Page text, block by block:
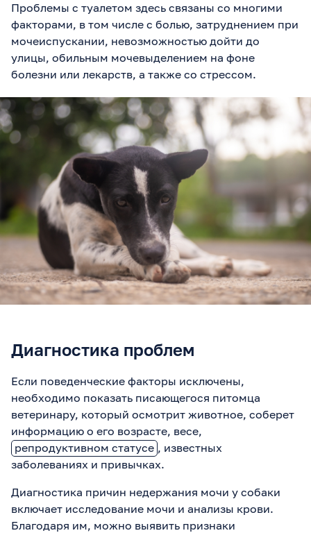
Проблемы с туалетом здесь связаны со многими
факторами, в том числе с болью, затруднением при
мочеиспускании, невозможностью дойти до
улицы, обильным мочевыделением на фоне
болезни или лекарств, а также со стрессом.
Диагностика проблем
Если поведенческие факторы исключены,
необходимо показать писающегося питомца
ветеринару, который осмотрит животное, соберет
информацию о его возрасте, весе,
репродуктивном статусе , известных
заболеваниях и привычках.
Диагностика причин недержания мочи у собаки
включает исследование мочи и анализы крови.
Благодаря им, можно выявить признаки